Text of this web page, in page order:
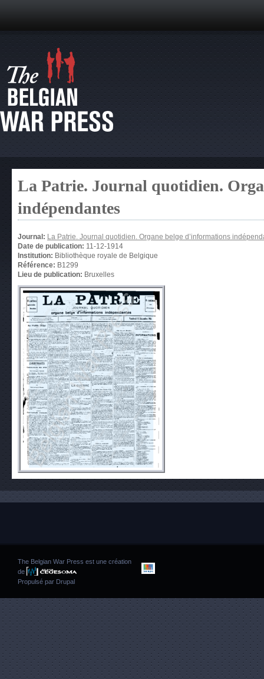
La Patrie. Journal quotidien.
indépendantes
Journal: La Patrie. Journal quotidien. Organe belge d’informations
Date de publication: 11-12-1914
Institution: Bibliothèque royale de Belgique
Référence: B1299
Lieu de publication: Bruxelles
The Belgian War Press est une création
de
Propulsé par Drupal